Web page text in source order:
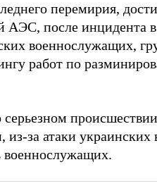
перемирия,
после инцидента
военнослужащих,
работ по
за атаки украинских
военнослужащих.